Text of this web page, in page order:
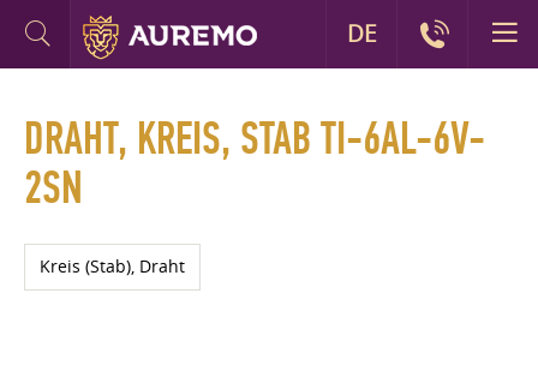
DRAHT, KREIS, STAB TI-6AL-6V-
2SN
Kreis (Stab), Draht
DE